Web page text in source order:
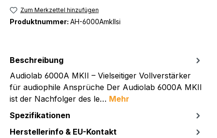
Zum Merkzettel hinzufügen
Produktnummer: AH-6000AmkIIsi
Beschreibung
Audiolab 6000A MKII – Vielseitiger Vollverstärker
für audiophile Ansprüche Der Audiolab 6000A MKII
ist der Nachfolger des le… Mehr
Spezifikationen
Herstellerinfo & EU-Kontakt